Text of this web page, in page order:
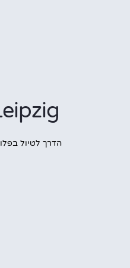
Leipzig
הדרך לטיול בפלובדיב